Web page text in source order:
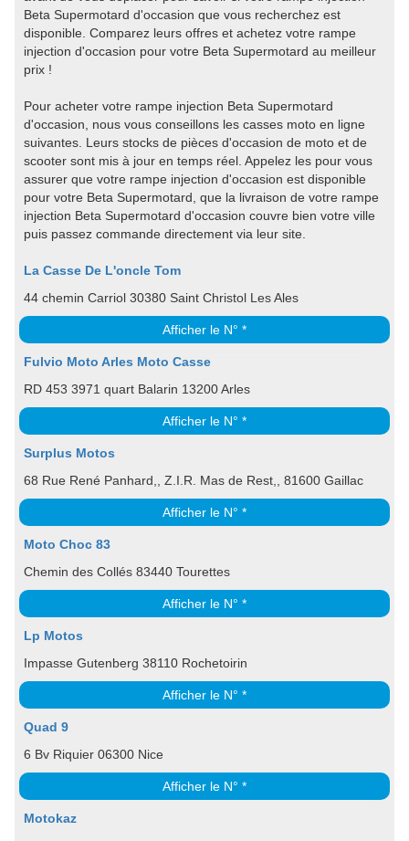
Beta Supermotard d'occasion que vous recherchez est
disponible. Comparez leurs offres et achetez votre rampe
injection d'occasion pour votre Beta Supermotard au meilleur
prix !
Pour acheter votre rampe injection Beta Supermotard
d'occasion, nous vous conseillons les casses moto en ligne
suivantes. Leurs stocks de pièces d'occasion de moto et de
scooter sont mis à jour en temps réel. Appelez les pour vous
assurer que votre rampe injection d'occasion est disponible
pour votre Beta Supermotard, que la livraison de votre rampe
injection Beta Supermotard d'occasion couvre bien votre ville
puis passez commande directement via leur site.
La Casse De L'oncle Tom
44 chemin Carriol 30380 Saint Christol Les Ales
Afficher le N° *
Fulvio Moto Arles Moto Casse
RD 453 3971 quart Balarin 13200 Arles
Afficher le N° *
Surplus Motos
68 Rue René Panhard,, Z.I.R. Mas de Rest,, 81600 Gaillac
Afficher le N° *
Moto Choc 83
Chemin des Collés 83440 Tourettes
Afficher le N° *
Lp Motos
Impasse Gutenberg 38110 Rochetoirin
Afficher le N° *
Quad 9
6 Bv Riquier 06300 Nice
Afficher le N° *
Motokaz